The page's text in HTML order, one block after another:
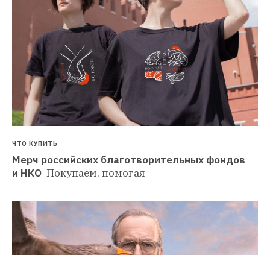
ЧТО КУПИТЬ
Мерч российских благотворительных фондов
и НКО Покупаем, помогая